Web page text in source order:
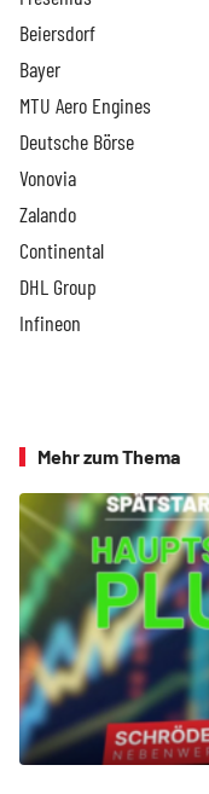
Beiersdorf
Bayer
MTU Aero Engines
Deutsche Börse
Vonovia
Zalando
Continental
DHL Group
Infineon
Mehr zum Thema